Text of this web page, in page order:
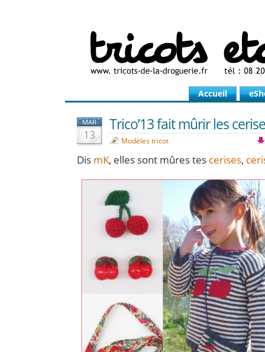
Accueil
MAR
13
Trico’13 fait mûrir les
Modèles tricot
Dis mK, elles sont mûres tes cerises,